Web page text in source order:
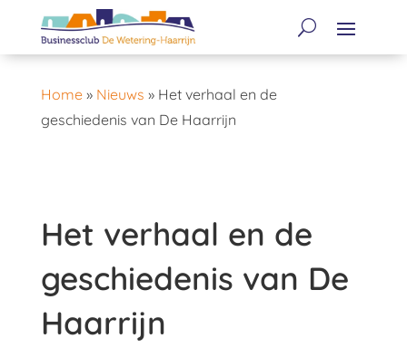
Home» Nieuws » Het verhaal en de
geschiedenis van De Haarrijn
Het verhaal en de
geschiedenis van De
Haarrijn